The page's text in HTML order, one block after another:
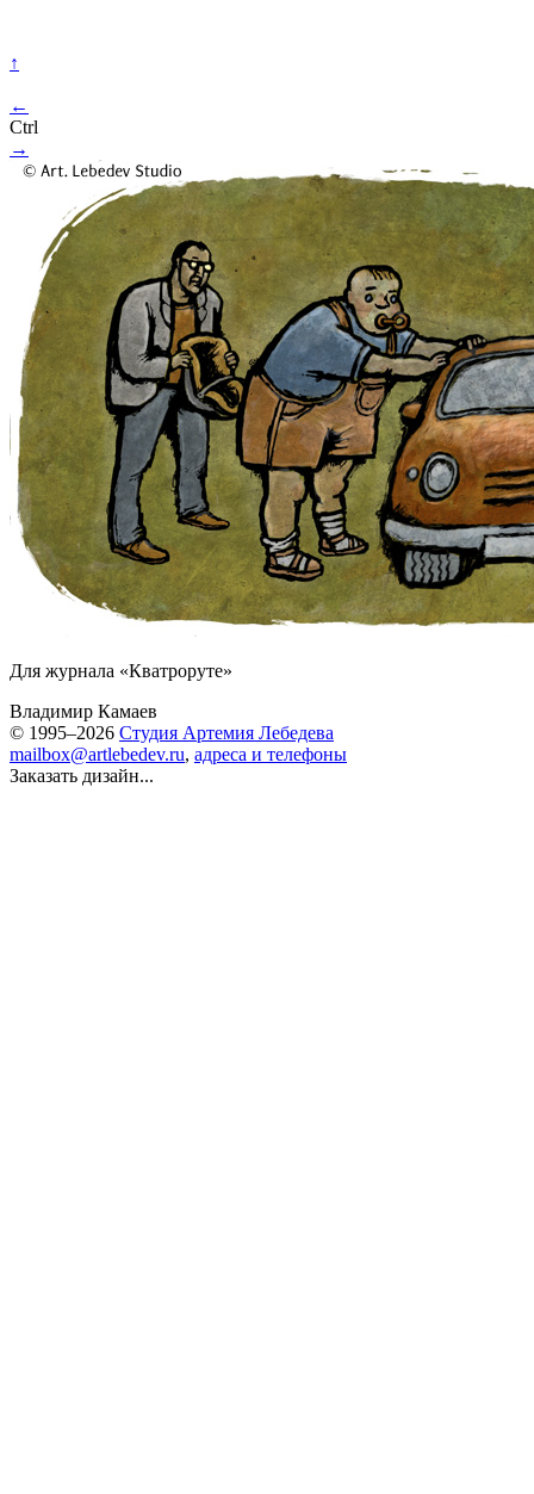
↑
←
Ctrl
→
Для журнала «Кватроруте»
Владимир Камаев
© 1995–2026 Студия Артемия Лебедева
mailbox@artlebedev.ru, адреса и телефоны
Заказать дизайн...